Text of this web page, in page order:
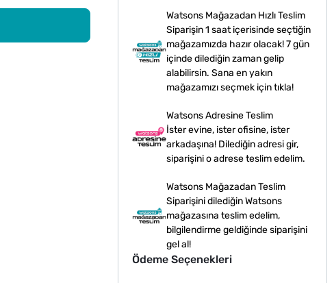
Watsons Mağazadan Hızlı Teslim
Siparişin 1 saat içerisinde seçtiğin
mağazamızda hazır olacak! 7 gün
içinde dilediğin zaman gelip
alabilirsin. Sana en yakın
mağazamızı seçmek için tıkla!
Watsons Adresine Teslim
İster evine, ister ofisine, ister
arkadaşına! Dilediğin adresi gir,
siparişini o adrese teslim edelim.
Watsons Mağazadan Teslim
Siparişini dilediğin Watsons
mağazasına teslim edelim,
bilgilendirme geldiğinde siparişini
gel al!
Ödeme Seçenekleri